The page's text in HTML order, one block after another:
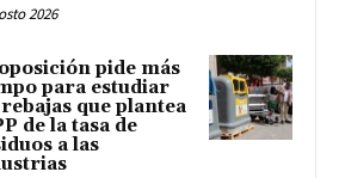
2026
pide más
para estudiar
que plantea
de la tasa de
a las